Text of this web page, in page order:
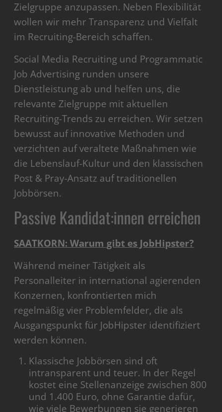
Zielgruppe anzupassen. Neben Flexibilität
wollen wir mehr Transparenz und Vielfalt
im Recruiting-Bereich schaffen.
Social Media Recruiting und Programmatic
Job Advertising runden unsere
Dienstleistung ab und helfen uns, die
relevante Zielgruppe mit aktuellen
Recruiting-Trends zu erreichen. Wir setzen
bewusst auf innovative Methoden und
verzichten auf veraltete Maßnahmen wie
die Lebenslauf-Kultur und den klassischen
Post & Pray-Ansatz auf traditionellen
Jobbörsen.
Passive Kandidat:innen erreichen
SAATKORN: Warum gibt es JobHipster?
Während meiner Tätigkeit als
Personalleiter in international agierenden
Konzernen, konfrontierten mich
regelmäßig vier Problemfelder, die als
Ausgangspunkt für JobHipster identifiziert
werden können.
Klassische Jobbörsen sind oft
intransparent und teuer. In der Regel
kostet eine Stellenanzeige zwischen 800
und 1.400 Euro, ohne Garantie dafür,
wie viele Bewerbungen sie generieren